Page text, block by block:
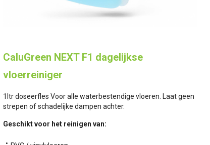
CaluGreen NEXT F1 dagelijkse
vloerreiniger
1ltr doseerfles Voor alle waterbestendige vloeren. Laat geen
strepen of schadelijke dampen achter.
Geschikt voor het reinigen van: